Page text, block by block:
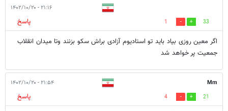
۲۱:۱۶ - ۱۴۰۲/۱۰/۲۰
33
1
پاسخ
اگر معین روزی بیاد باید تو استادیوم آزادی براش سکو بزنند وتا میدان انقلاب
جمعیت پر خواهد شد
Mm ۲۱:۵۴ - ۱۴۰۲/۱۰/۲۰
21
4
پاسخ